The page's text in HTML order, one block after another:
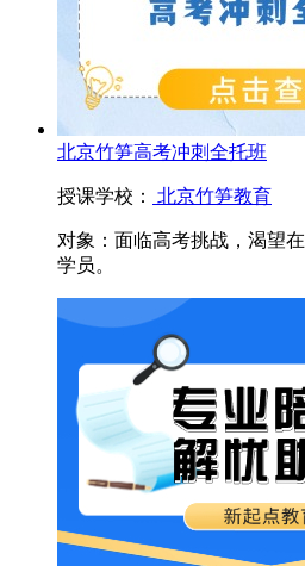
北京竹笋高考冲刺全托班
授课学校： 北京竹笋教育
对象： 面临高考挑战，渴望
学员。